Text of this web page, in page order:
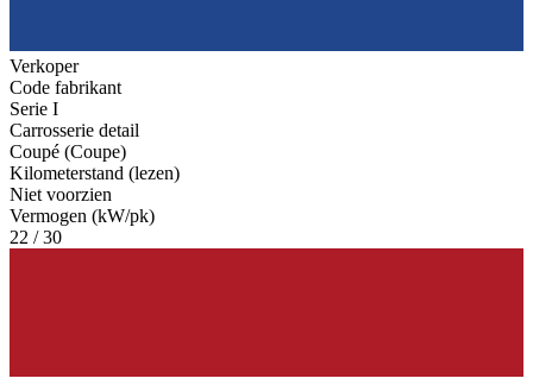
Verkoper
Code fabrikant
Serie I
Carrosserie detail
Coupé (Coupe)
Kilometerstand (lezen)
Niet voorzien
Vermogen (kW/pk)
22 / 30